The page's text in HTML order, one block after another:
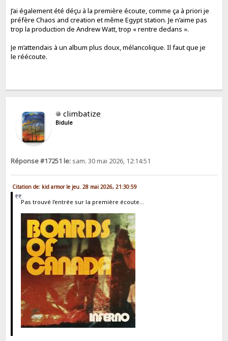
J’ai également été déçu à la première écoute, comme ça à priori je
préfère Chaos and creation et même Egypt station. Je n’aime pas
trop la production de Andrew Watt, trop « rentre dedans ».
Je m’attendais à un album plus doux, mélancolique. Il faut que je
le réécoute.
climbatize
Bidule
Réponse #17251 le: sam. 30 mai 2026, 12:14:51
Citation de: kid armor le jeu. 28 mai 2026, 21:30:59
Pas trouvé l'entrée sur la première écoute...